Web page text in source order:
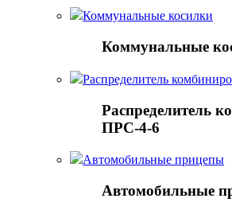
Коммунальные косилки
Коммунальные
Распределитель
Распределитель
ПРС-4-6
Автомобильные прицепы
Автомобильные